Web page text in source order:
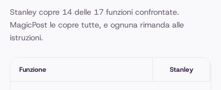
Stanley copre 14 delle 17 funzioni confrontate.
MagicPost le copre tutte, e ognuna rimanda alle
istruzioni.
Funzione Stanley